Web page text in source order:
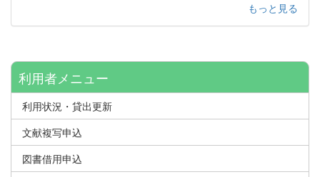
もっと見る
利用者メニュー
利用状況・貸出更新
文献複写申込
図書借用申込